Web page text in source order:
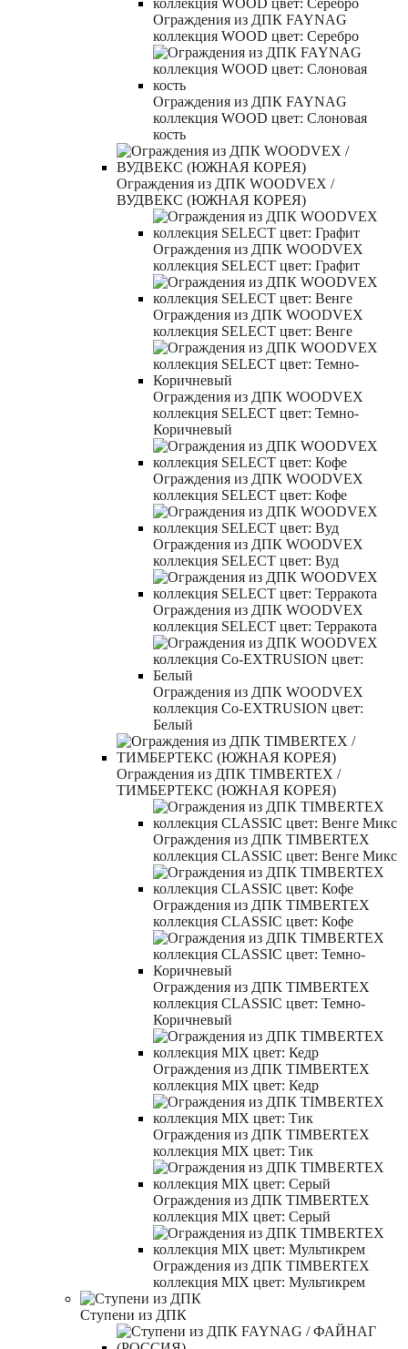
Ограждения из ДПК FAYNAG
коллекция WOOD цвет: Серебро
Ограждения из ДПК FAYNAG
коллекция WOOD цвет: Слоновая
кость
Ограждения из ДПК WOODVEX /
ВУДВЕКС (ЮЖНАЯ КОРЕЯ)
Ограждения из ДПК WOODVEX
коллекция SELECT цвет: Графит
Ограждения из ДПК WOODVEX
коллекция SELECT цвет: Венге
Ограждения из ДПК WOODVEX
коллекция SELECT цвет: Темно-
Коричневый
Ограждения из ДПК WOODVEX
коллекция SELECT цвет: Кофе
Ограждения из ДПК WOODVEX
коллекция SELECT цвет: Вуд
Ограждения из ДПК WOODVEX
коллекция SELECT цвет: Терракота
Ограждения из ДПК WOODVEX
коллекция Co-EXTRUSION цвет:
Белый
Ограждения из ДПК TIMBERTEX /
ТИМБЕРТЕКС (ЮЖНАЯ КОРЕЯ)
Ограждения из ДПК TIMBERTEX
коллекция CLASSIC цвет: Венге Микс
Ограждения из ДПК TIMBERTEX
коллекция CLASSIC цвет: Кофе
Ограждения из ДПК TIMBERTEX
коллекция CLASSIC цвет: Темно-
Коричневый
Ограждения из ДПК TIMBERTEX
коллекция MIX цвет: Кедр
Ограждения из ДПК TIMBERTEX
коллекция MIX цвет: Тик
Ограждения из ДПК TIMBERTEX
коллекция MIX цвет: Серый
Ограждения из ДПК TIMBERTEX
коллекция MIX цвет: Мультикрем
Ступени из ДПК